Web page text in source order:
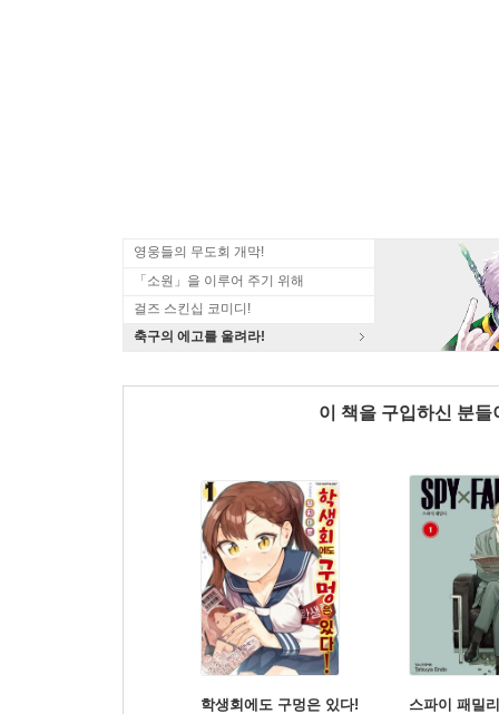
영웅들의 무도회 개막!
「소원」을 이루어 주기 위해
걸즈 스킨십 코미디!
축구의 에고를 울려라!
이 책을 구입하신 분
학생회에도 구멍은 있다! 스파이 패밀리